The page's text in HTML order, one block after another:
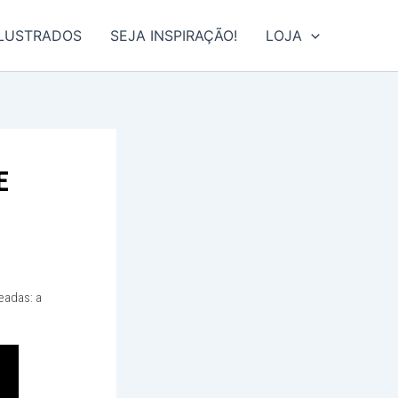
SEJA INSPIRAÇÃO! LOJA
a